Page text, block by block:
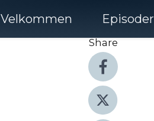
Velkommen Episoder
Share